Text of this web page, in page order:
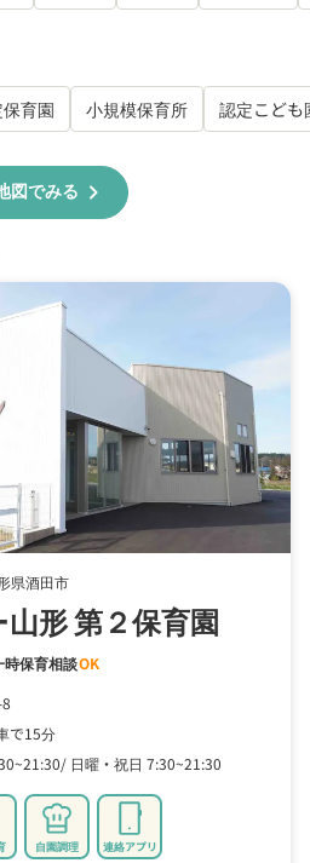
育園 小規模保育所 認定こども
図でみる chevron_right
県酒田市
形 第２保育園
時保育相談OK
で15分
日曜・祝日 7:30~21:30
自園調理 連絡アプリ